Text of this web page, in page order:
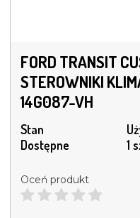
FORD TRANSIT
STEROWNIKI
14G087-VH
Stan
Dostępne
1
Oceń produkt